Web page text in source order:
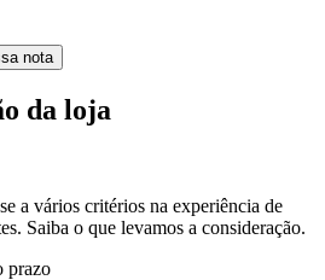
nota
da loja
a vários critérios na experiência de
Saiba o que levamos a consideração.
prazo